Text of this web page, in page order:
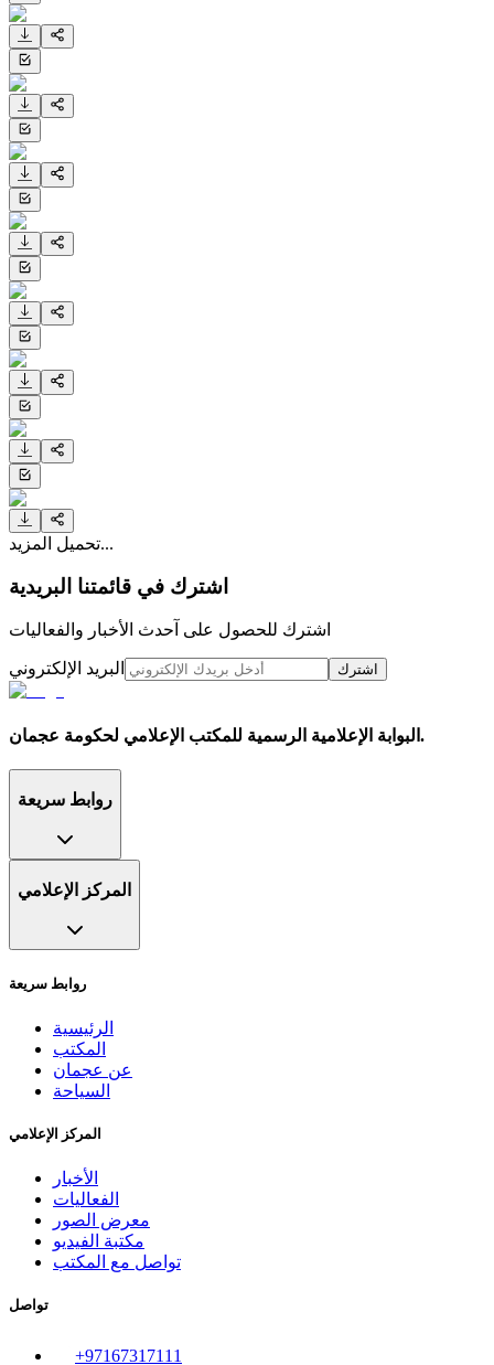
تحميل المزيد...
اشترك في قائمتنا البريدية
اشترك للحصول على آحدث الأخبار والفعاليات
البريد الإلكتروني اشترك
البوابة الإعلامية الرسمية للمكتب الإعلامي لحكومة عجمان.
روابط سريعة
المركز الإعلامي
روابط سريعة
الرئيسية
المكتب
عن عجمان
السياحة
المركز الإعلامي
الأخبار
الفعاليات
معرض الصور
مكتبة الفيديو
تواصل مع المكتب
تواصل
+97167317111